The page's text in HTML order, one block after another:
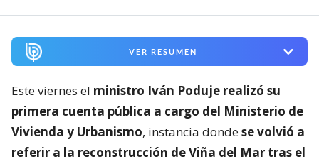
VER RESUMEN
Este viernes el ministro Iván Poduje realizó su
primera cuenta pública a cargo del Ministerio de
Vivienda y Urbanismo, instancia dondese volvió a
referir a la reconstrucción de Viña del Mar tras el